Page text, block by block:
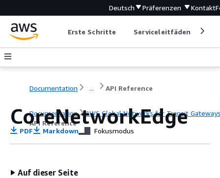
Deutsch Präferenzen Kontakt
Erste Schritte Serviceleitfäden
Documentation ... API Reference
Documentation
AWS Global Networks for Transit
API Reference
CoreNetworkEdge
PDF Markdown Fokusmodus
Auf dieser Seite